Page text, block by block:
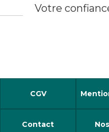
Votre
CGV
Contact